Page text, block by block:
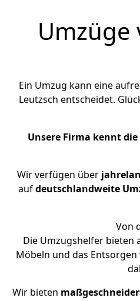
Umzüge
Ein Umzug kann eine
Leutzsch entscheidet.
Unsere Firma kennt
Wir verfügen über
aufdeutschlandweite
Von
Die Umzugshelfer bieten
Möbeln und das
Wir bieten